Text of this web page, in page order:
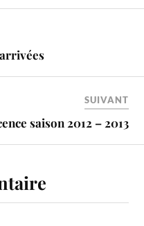
SUIVANT
saison 2012 – 2013